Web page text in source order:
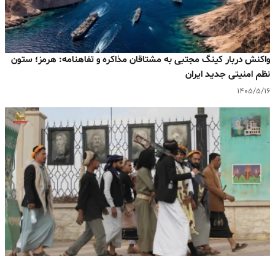
واکنش دربار کینگ مجتبی به مشتاقان مذاکره و تفاهنامه: هرمز؛ ستون
نظم امنیتی جدید ایران
۱۴۰۵/۵/۱۶